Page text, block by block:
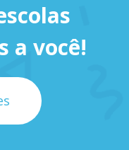
a você!